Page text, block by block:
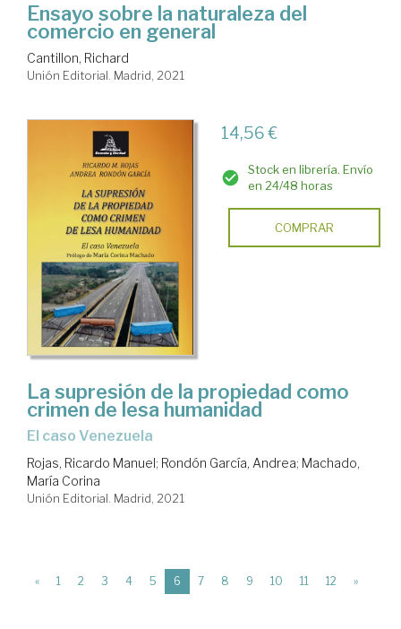
Ensayo sobre la naturaleza del
comercio en general
Cantillon, Richard
Unión Editorial. Madrid, 2021
14,56 €
Stock en librería. Envío
en 24/48 horas
COMPRAR
La supresión de la propiedad como
crimen de lesa humanidad
el caso Venezuela
Rojas, Ricardo Manuel; Rondón García, Andrea; Machado,
María Corina
Unión Editorial. Madrid, 2021
« 1 2 3 4 5 6 (current)
7 8 9 10 11 12 »